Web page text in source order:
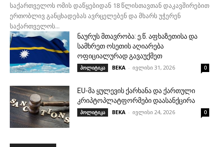
საქართველოს ომის დაწყებიდან 18 წლისთავთან დაკავშირებით
ერთობლივ განცხადებას ავრცელებენ და მხარს უჭერენ
საქართველოს...
ნაურუს მთავრობა: ე.წ. აფხაზეთისა და
სამხრეთ ოსეთის აღიარება
ოფიციალურად გავაუქმეთ
პოლიტიკა BEKA - ივლისი 31, 2026 0
EU-მა ყულევის ქარხანა და ქართული
კრიპტოპლატფორმები დაასანქცირა
პოლიტიკა BEKA - ივლისი 24, 2026 0